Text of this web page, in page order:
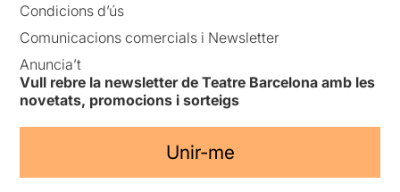
Condicions d’ús
Comunicacions comercials i Newsletter
Anuncia’t
Vull rebre la newsletter de Teatre Barcelona amb les
novetats, promocions i sorteigs
Unir-me